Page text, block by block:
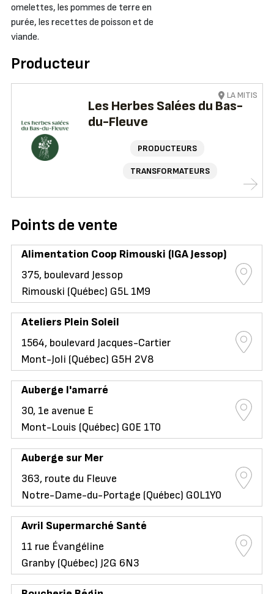
omelettes, les pommes de terre en
purée, les recettes de poisson et de
viande.
Producteur
Les Herbes Salées du Bas-
du-Fleuve
PRODUCTEURS
TRANSFORMATEURS
LA MITIS
Points de vente
Alimentation Coop Rimouski (IGA Jessop)
375, boulevard Jessop
Rimouski (Québec) G5L 1M9
Ateliers Plein Soleil
1564, boulevard Jacques-Cartier
Mont-Joli (Québec) G5H 2V8
Auberge l'amarré
30, 1e avenue E
Mont-Louis (Québec) G0E 1T0
Auberge sur Mer
363, route du Fleuve
Notre-Dame-du-Portage (Québec) G0L1Y0
Avril Supermarché Santé
11 rue Évangéline
Granby (Québec) J2G 6N3